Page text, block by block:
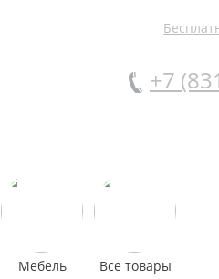
+7
Мебель Все товары